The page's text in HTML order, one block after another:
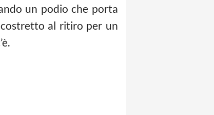
un podio che porta
al ritiro per un